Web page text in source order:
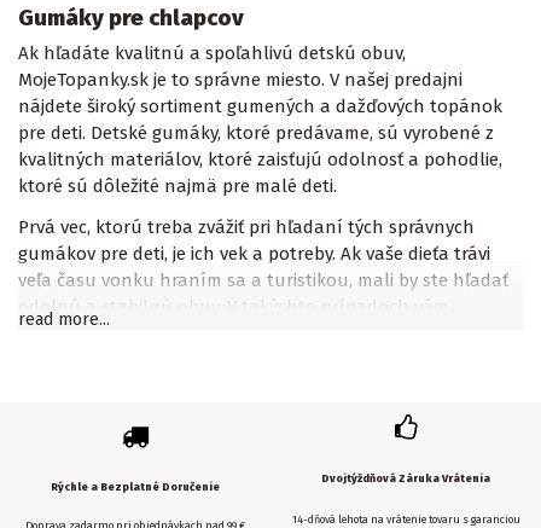
Gumáky pre chlapcov
Ak hľadáte kvalitnú a spoľahlivú detskú obuv,
MojeTopanky.sk je to správne miesto. V našej predajni
nájdete široký sortiment gumených a dažďových topánok
pre deti. Detské gumáky, ktoré predávame, sú vyrobené z
kvalitných materiálov, ktoré zaisťujú odolnosť a pohodlie,
ktoré sú dôležité najmä pre malé deti.
Prvá vec, ktorú treba zvážiť pri hľadaní tých správnych
gumákov pre deti, je ich vek a potreby. Ak vaše dieťa trávi
veľa času vonku hraním sa a turistikou, mali by ste hľadať
odolnú a stabilnú obuv. V takýchto prípadoch vám
Ďalším dôležitým aspektom je teplo. Ak žijete v regióne s
chladným podnebím, oplatí sa zvážiť naše odporúčania na
read more...
Rýchle a Bezplatné Doručenie
Doprava zadarmo pri objednávkach nad 99 €
Dvojtýždňová Záruka Vrátenia
14-dňová lehota na vrátenie tovaru s garanciou